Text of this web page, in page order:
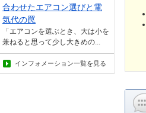
合わせたエアコン選びと電
気代の罠
「エアコンを選ぶとき、大は小を
兼ねると思って少し大きめの...
インフォメーション一覧を見る